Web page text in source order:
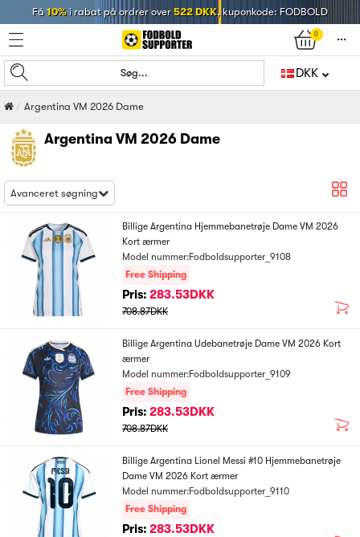
Få 10%i rabat på ordrer over522 DKK, kuponkode: FODBOLD
0
󰄒
Søg... DKK
Argentina VM 2026 Dame
Argentina VM 2026 Dame
Avanceret søgning
Billige Argentina Hjemmebanetrøje Dame VM 2026
Kort ærmer
Model nummer:Fodboldsupporter_9108
Free Shipping
Pris: 283.53DKK
708.87DKK
Billige Argentina Udebanetrøje Dame VM 2026 Kort
ærmer
Model nummer:Fodboldsupporter_9109
Free Shipping
Pris: 283.53DKK
708.87DKK
Billige Argentina Lionel Messi #10 Hjemmebanetrøje
Dame VM 2026 Kort ærmer
Model nummer:Fodboldsupporter_9110
Free Shipping
Pris: 283.53DKK